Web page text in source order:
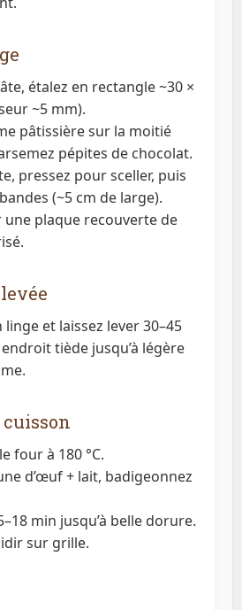
étalez en rectangle ~30 ×
~5 mm).
pâtissière sur la moitié
pépites de chocolat.
pressez pour sceller, puis
(~5 cm de large).
une plaque recouverte de
linge et laissez lever 30–45
tiède jusqu’à légère
cuisson
four à 180 °C.
d’œuf + lait, badigeonnez
min jusqu’à belle dorure.
sur grille.